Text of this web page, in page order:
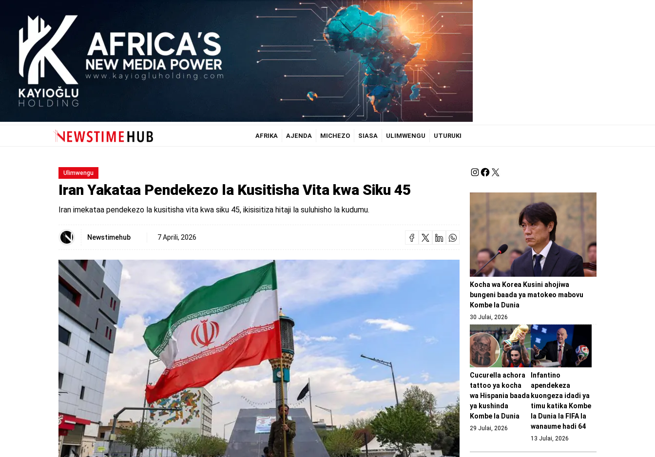
AFRIKA AJENDA MICHEZO SIASA ULIMWENGU UTURUKI
Ulimwengu
Iran Yakataa Pendekezo la Kusitisha Vita kwa Siku 45
Iran imekataa pendekezo la kusitisha vita kwa siku 45, ikisisitiza hitaji la suluhisho la kudumu.
Newstimehub 7 Aprili, 2026
Kocha wa Korea Kusini ahojiwa
bungeni baada ya matokeo mabovu
Kombe la Dunia
30 Julai, 2026
Cucurella achora
tattoo ya kocha
wa Hispania baada
ya kushinda
Kombe la Dunia
29 Julai, 2026
Infantino
apendekeza
kuongeza idadi ya
timu katika Kombe
la Dunia la FIFA la
wanaume hadi 64
13 Julai, 2026